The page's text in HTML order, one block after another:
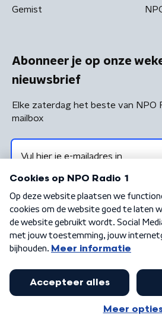
Gemist
Abonneer je op onze
nieuwsbrief
Elke zaterdag het beste van NPO
mailbox
Algemene voorwaarden